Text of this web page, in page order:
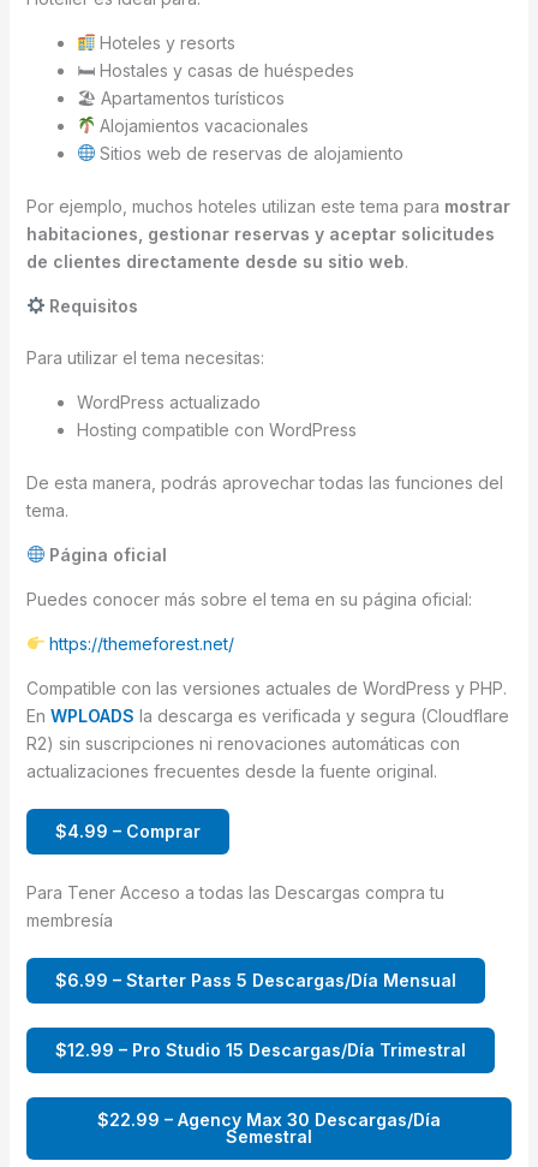
Hoteles y resorts
🛏 Hostales y casas de huéspedes
🏖 Apartamentos turísticos
Alojamientos vacacionales
Sitios web de reservas de alojamiento
Por ejemplo, muchos hoteles utilizan este tema para mostrar
habitaciones, gestionar reservas y aceptar solicitudes
de clientes directamente desde su sitio web.
Requisitos
Para utilizar el tema necesitas:
WordPress actualizado
Hosting compatible con WordPress
De esta manera, podrás aprovechar todas las funciones del
tema.
Página oficial
Puedes conocer más sobre el tema en su página oficial:
https://themeforest.net/
Compatible con las versiones actuales de WordPress y PHP.
En WPLOADS la descarga es verificada y segura (Cloudflare
R2) sin suscripciones ni renovaciones automáticas con
actualizaciones frecuentes desde la fuente original.
$4.99 – Comprar
Para Tener Acceso a todas las Descargas compra tu
membresía
$6.99 – Starter Pass 5 Descargas/Día Mensual
$12.99 – Pro Studio 15 Descargas/Día Trimestral
$22.99 – Agency Max 30 Descargas/Día
Semestral